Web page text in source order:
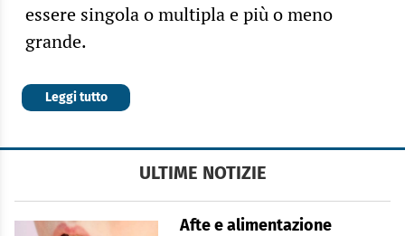
essere singola o multipla e più o meno
grande.
Leggi tutto
ULTIME NOTIZIE
Afte e alimentazione